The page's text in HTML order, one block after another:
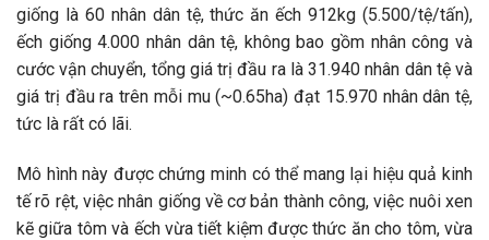
giống là 60 nhân dân tệ, thức ăn ếch 912kg (5.500/tệ/tấn),
ếch giống 4.000 nhân dân tệ, không bao gồm nhân công và
cước vận chuyển, tổng giá trị đầu ra là 31.940 nhân dân tệ và
giá trị đầu ra trên mỗi mu (~0.65ha) đạt 15.970 nhân dân tệ,
tức là rất có lãi.
Mô hình này được chứng minh có thể mang lại hiệu quả kinh
tế rõ rệt, việc nhân giống về cơ bản thành công, việc nuôi xen
kẽ giữa tôm và ếch vừa tiết kiệm được thức ăn cho tôm, vừa